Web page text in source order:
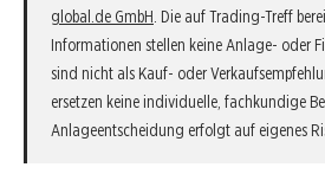
global.de GmbH. Die auf Trading-Treff
Informationen stellen keine Anlage- oder
sind nicht als Kauf- oder
ersetzen keine individuelle, fachkundige
Anlageentscheidung erfolgt auf eigenes